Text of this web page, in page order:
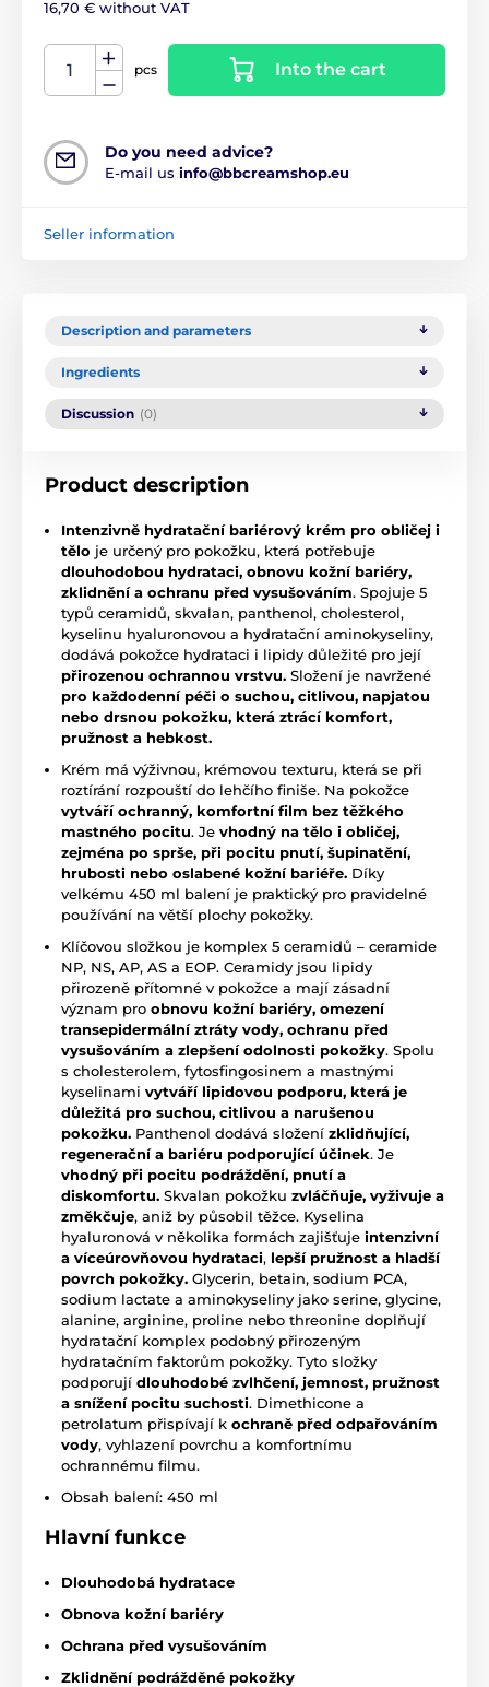
16,70 € without VAT
pcs Into the cart
Do you need advice?
E-mail us info@bbcreamshop.eu
Seller information
Description and parameters
Ingredients
Discussion (0)
Product description
Intenzivně hydratační bariérový krém pro obličej i
tělo je určený pro pokožku, která potřebuje
dlouhodobou hydrataci, obnovu kožní bariéry,
zklidnění a ochranu před vysušováním. Spojuje 5
typů ceramidů, skvalan, panthenol, cholesterol,
kyselinu hyaluronovou a hydratační aminokyseliny,
dodává pokožce hydrataci i lipidy důležité pro její
přirozenou ochrannou vrstvu. Složení je navržené
pro každodenní péči o suchou, citlivou, napjatou
nebo drsnou pokožku, která ztrácí komfort,
pružnost a hebkost.
Krém má výživnou, krémovou texturu, která se při
roztírání rozpouští do lehčího finiše. Na pokožce
vytváří ochranný, komfortní film bez těžkého
mastného pocitu. Je vhodný na tělo i obličej,
zejména po sprše, při pocitu pnutí, šupinatění,
hrubosti nebo oslabené kožní bariéře. Díky
velkému 450 ml balení je praktický pro pravidelné
používání na větší plochy pokožky.
Klíčovou složkou je komplex 5 ceramidů – ceramide
NP, NS, AP, AS a EOP. Ceramidy jsou lipidy
přirozeně přítomné v pokožce a mají zásadní
význam pro obnovu kožní bariéry, omezení
transepidermální ztráty vody, ochranu před
vysušováním a zlepšení odolnosti pokožky. Spolu
s cholesterolem, fytosfingosinem a mastnými
kyselinami vytváří lipidovou podporu, která je
důležitá pro suchou, citlivou a narušenou
pokožku. Panthenol dodává složení zklidňující,
regenerační a bariéru podporující účinek. Je
vhodný při pocitu podráždění, pnutí a
diskomfortu. Skvalan pokožku zvláčňuje, vyživuje a
změkčuje, aniž by působil těžce. Kyselina
hyaluronová v několika formách zajišťuje intenzivní
a víceúrovňovou hydrataci, lepší pružnost a hladší
povrch pokožky. Glycerin, betain, sodium PCA,
sodium lactate a aminokyseliny jako serine, glycine,
alanine, arginine, proline nebo threonine doplňují
hydratační komplex podobný přirozeným
hydratačním faktorům pokožky. Tyto složky
podporují dlouhodobé zvlhčení, jemnost, pružnost
a snížení pocitu suchosti. Dimethicone a
petrolatum přispívají k ochraně před odpařováním
vody, vyhlazení povrchu a komfortnímu
ochrannému filmu.
Obsah balení: 450 ml
Hlavní funkce
Dlouhodobá hydratace
Obnova kožní bariéry
Ochrana před vysušováním
Zklidnění podrážděné pokožky